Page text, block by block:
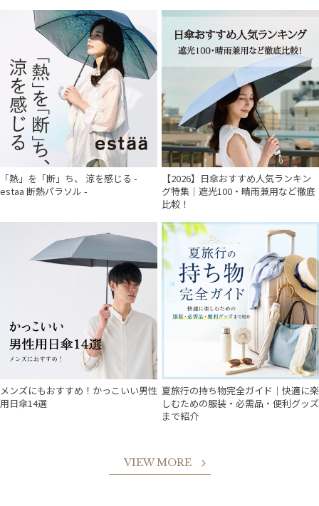
「熱」を「断」ち、 涼を感じる -
estaa 断熱パラソル -
【2026】日傘おすすめ人気ランキン
グ特集｜遮光100・晴雨兼用など徹底
比較！
メンズにもおすすめ！かっこいい男性
用日傘14選
夏旅行の持ち物完全ガイド｜快適に楽
しむための服装・必需品・便利グッズ
まで紹介
VIEW MORE